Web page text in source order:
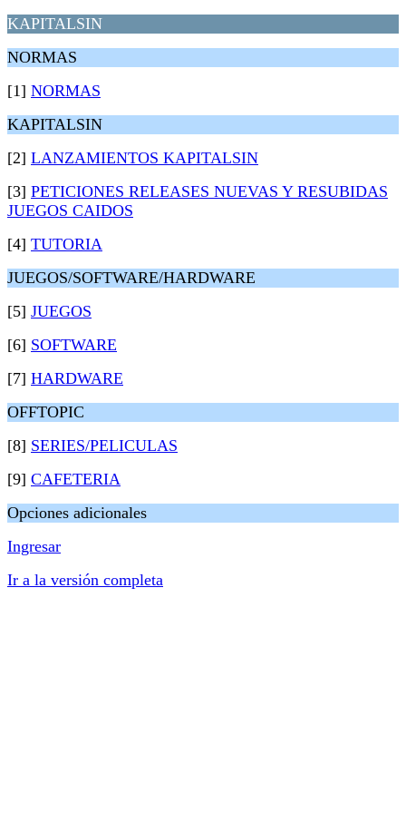
KAPITALSIN
NORMAS
[1] NORMAS
KAPITALSIN
[2] LANZAMIENTOS KAPITALSIN
[3] PETICIONES RELEASES NUEVAS Y RESUBIDAS
JUEGOS CAIDOS
[4] TUTORIA
JUEGOS/SOFTWARE/HARDWARE
[5] JUEGOS
[6] SOFTWARE
[7] HARDWARE
OFFTOPIC
[8] SERIES/PELICULAS
[9] CAFETERIA
Opciones adicionales
Ingresar
Ir a la versión completa